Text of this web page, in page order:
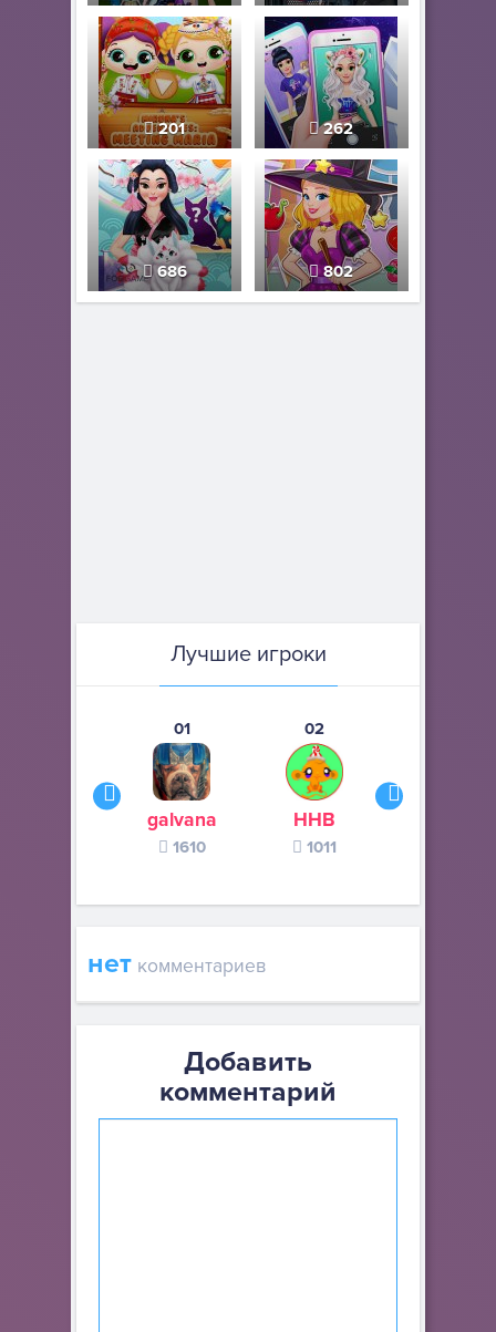
201 262
686 802
Лучшие игроки
01
galvana
1610
02
ННВ
1011
нет комментариев
Добавить
комментарий